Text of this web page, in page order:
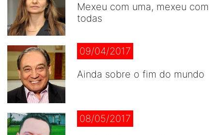
Mexeu com uma, mexeu com
todas
09/04/2017
Ainda sobre o fim do mundo
08/05/2017